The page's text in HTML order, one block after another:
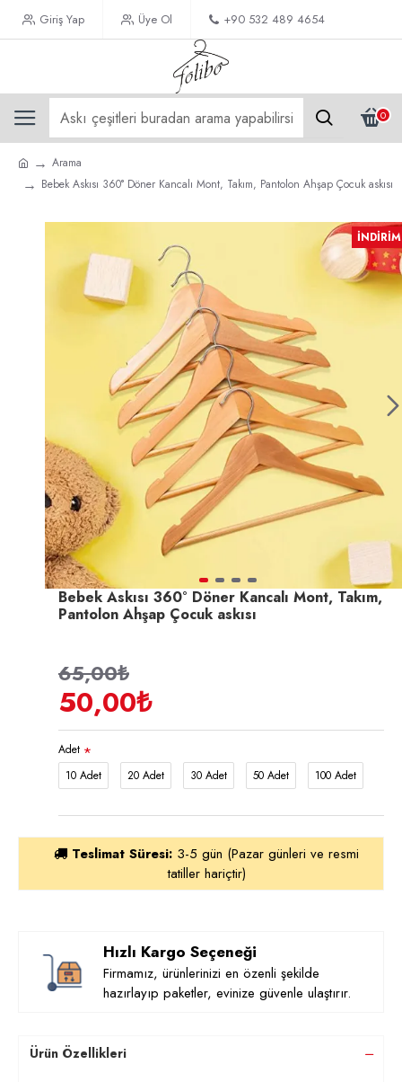
Giriş Yap Üye Ol +90 532 489 4654
0
Arama
Bebek Askısı 360° Döner Kancalı Mont, Takım, Pantolon Ahşap Çocuk askısı
İNDIRIM
Bebek Askısı 360° Döner Kancalı Mont, Takım,
Pantolon Ahşap Çocuk askısı
50,00₺
65,00₺
Adet
10 Adet
20 Adet 30 Adet 50 Adet 100 Adet
Teslimat Süresi: 3-5 gün (Pazar günleri ve resmi
tatiller hariçtir)
Hızlı Kargo Seçeneği
Firmamız, ürünlerinizi en özenli şekilde
hazırlayıp paketler, evinize güvenle ulaştırır.
Ürün Özellikleri